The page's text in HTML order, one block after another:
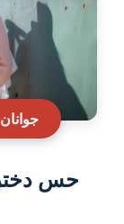
جوانان
حس